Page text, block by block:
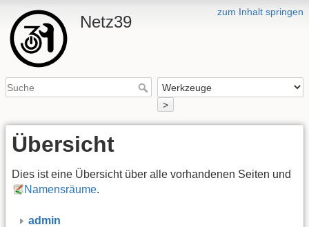
zum Inhalt springen
Netz39
>
Übersicht
Dies ist eine Übersicht über alle vorhandenen Seiten und
Namensräume.
admin